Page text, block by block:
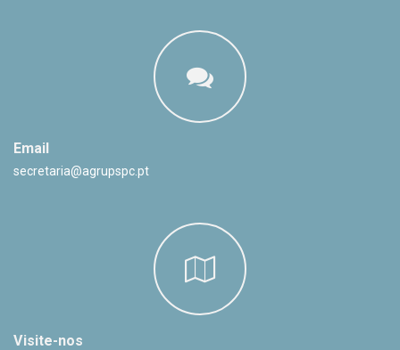
Email
secretaria@agrupspc.pt
Visite-nos